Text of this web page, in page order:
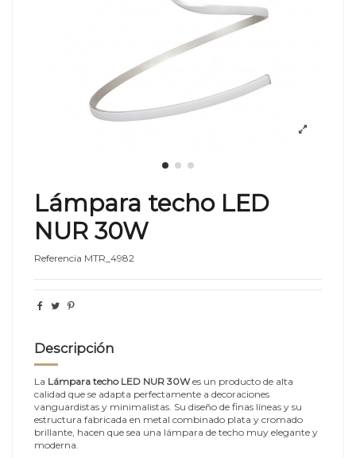
Lámpara techo LED
NUR 30W
Referencia MTR_4982
Descripción
La Lámpara techo LED NUR 30Wes un producto de alta
calidad que se adapta perfectamente a decoraciones
vanguardistas y minimalistas. Su diseño de finas líneas y su
estructura fabricada en metal combinado plata y cromado
brillante, hacen que sea una lámpara de techo muy elegante y
moderna.